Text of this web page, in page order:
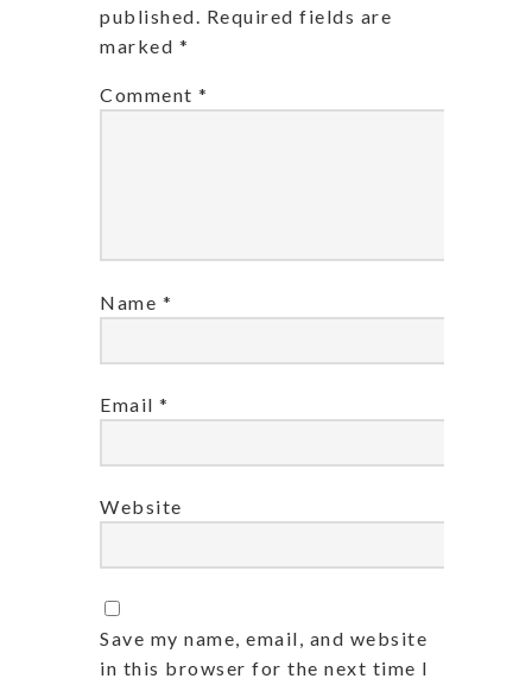
published. Required fields are
marked *
Comment *
Name *
Email *
Website
Save my name, email, and website
in this browser for the next time I